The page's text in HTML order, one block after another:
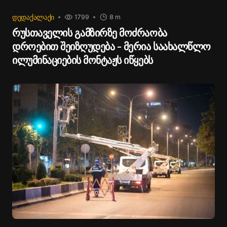
ᲓᲔᲓᲐᲥᲐᲚᲐᲥᲘ 8 m
1799
რუსთაველის გამზირზე მოძრაობა
დროებით შეიზღუდება - მერია საახალწლო
ილუმინაციების მონტაჟს იწყებს